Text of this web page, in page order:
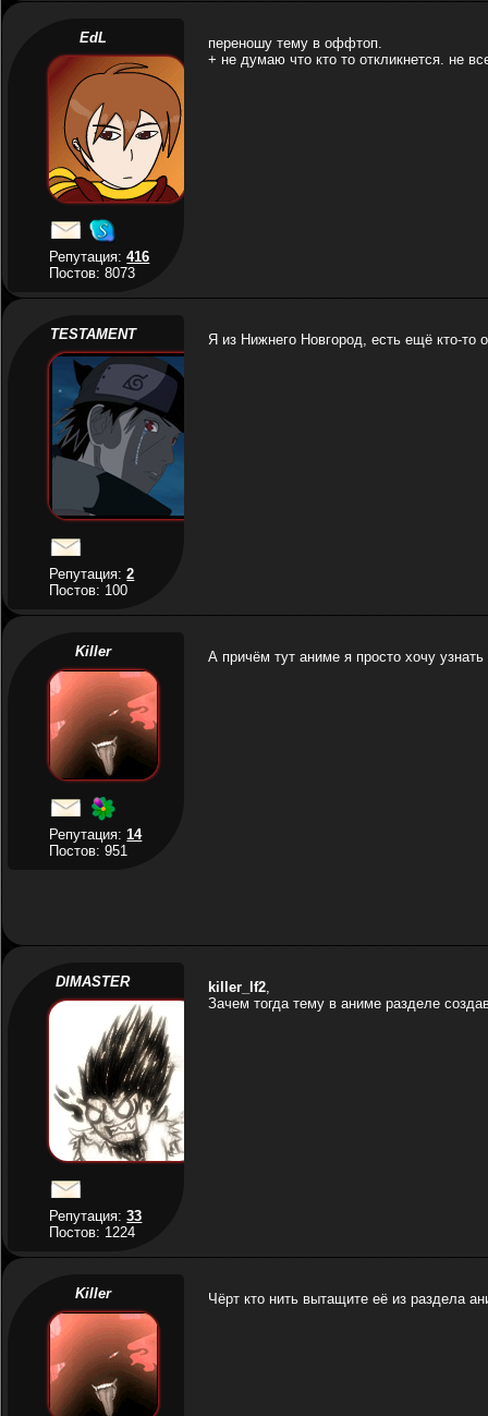
EdL
Репутация:416
Постов: 8073
переношу тему в оффтоп.
+ не думаю что кто то откликнется. не
TESTAMENT
Репутация:2
Постов: 100
Я из Нижнего Новгород, есть ещё кто-то
Killer
Репутация:14
Постов: 951
А причём тут аниме я просто хочу
DIMASTER
Репутация:33
Постов: 1224
killer_lf2,
Зачем тогда тему в аниме разделе
Killer Чёрт кто нить вытащите её из раздела